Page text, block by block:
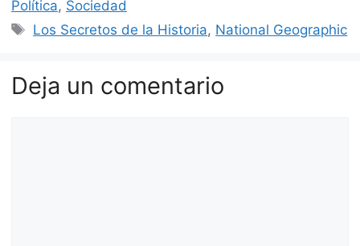
Política, Sociedad
Etiquetas
Los Secretos de la Historia, National Geographic
Deja un comentario